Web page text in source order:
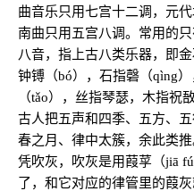
曲音乐只用七宫十二调，元
南曲只用五宫八调。常用的只
八音，指上古八类乐器，即
钟镈（bó），石指磬（qìng
（tǎo），丝指琴瑟，木指祝
古人把五声和四季、五方、
春之月、律中太簇，余此类
凭吹灰，吹灰是用葭莩（jiā fú
了，和它对应的律管里的葭灰